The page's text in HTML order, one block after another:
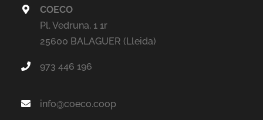
COECO
Pl. Vedruna, 1 1r
25600 BALAGUER (Lleida)
973 446 196
info@coeco.coop